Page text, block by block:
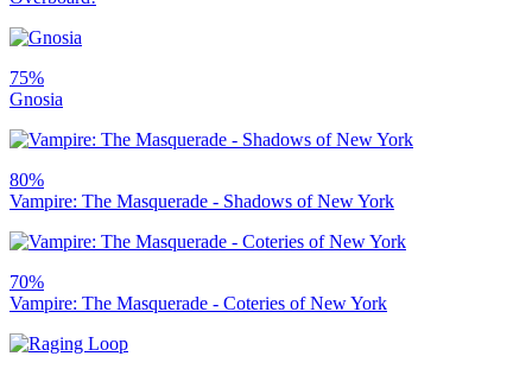
75%
Gnosia
80%
Vampire: The Masquerade - Shadows of New York
70%
Vampire: The Masquerade - Coteries of New York